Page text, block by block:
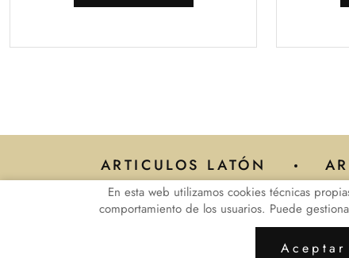
En esta web utilizamos cookies técnicas
comportamiento de los usuarios. Puede
Aceptar
ARTICULOS LATÓN
Aviso Legal